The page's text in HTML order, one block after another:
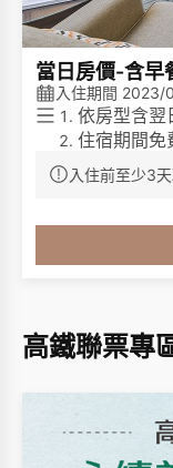
當日房價-含早
入住期間 2023/
依房型含翌
住宿期間免
免費無線
免費咖啡
客房內僅
其他一次性
入住前至少3
高鐵聯票專